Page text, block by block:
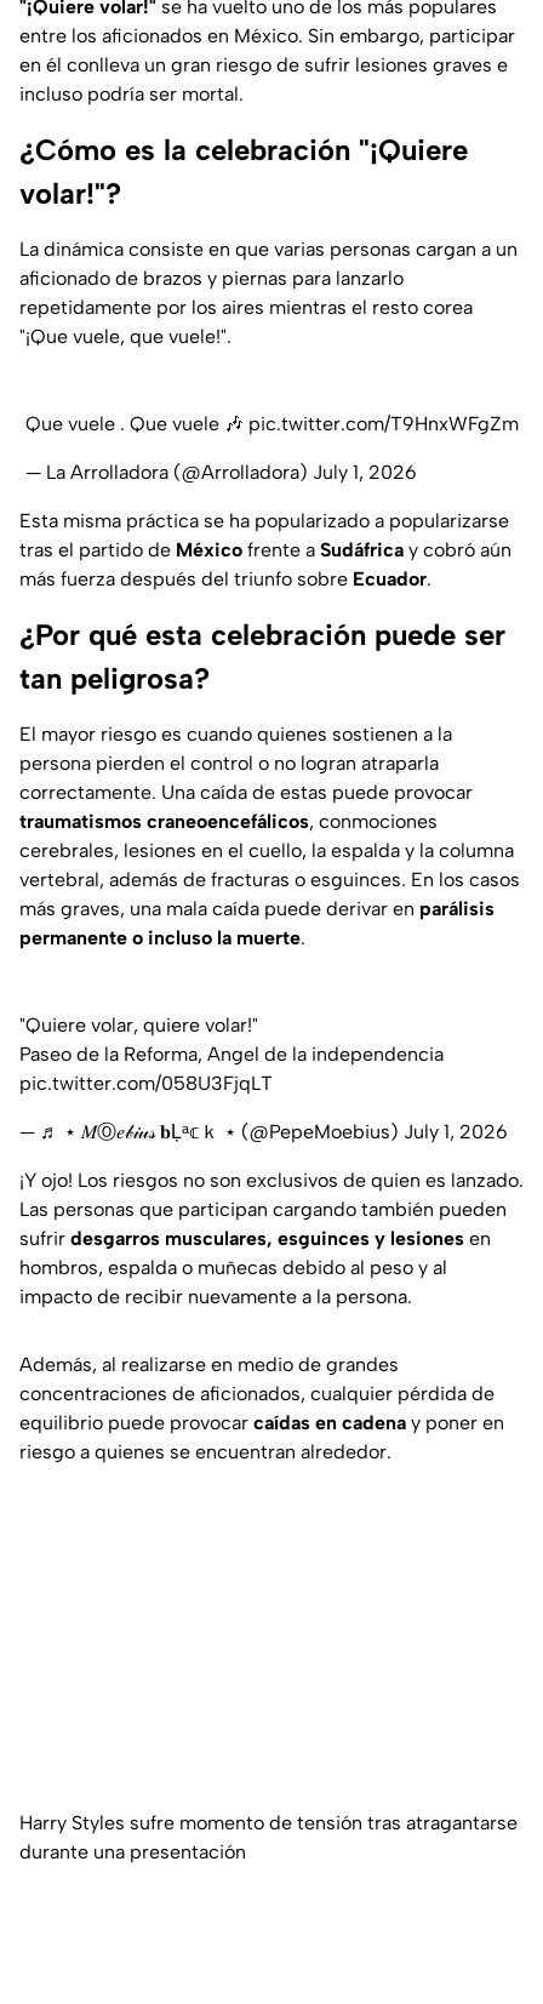
"¡Quiere volar!" se ha vuelto uno de los más populares
entre los aficionados en México. Sin embargo, participar
en él conlleva un gran riesgo de sufrir lesiones graves e
incluso podría ser mortal.
¿Cómo es la celebración "¡Quiere
volar!"?
La dinámica consiste en que varias personas cargan a un
aficionado de brazos y piernas para lanzarlo
repetidamente por los aires mientras el resto corea
"¡Que vuele, que vuele!".
Que vuele . Que vuele 🎶 pic.twitter.com/T9HnxWFgZm
— La Arrolladora (@Arrolladora) July 1, 2026
Esta misma práctica se ha popularizado a popularizarse
tras el partido de México frente a Sudáfrica y cobró aún
más fuerza después del triunfo sobre Ecuador.
¿Por qué esta celebración puede ser
tan peligrosa?
El mayor riesgo es cuando quienes sostienen a la
persona pierden el control o no logran atraparla
correctamente. Una caída de estas puede provocar
traumatismos craneoencefálicos, conmociones
cerebrales, lesiones en el cuello, la espalda y la columna
vertebral, además de fracturas o esguinces. En los casos
más graves, una mala caída puede derivar en parálisis
permanente o incluso la muerte.
"Quiere volar, quiere volar!"
Paseo de la Reforma, Angel de la independencia
pic.twitter.com/058U3FjqLT
— ♬ ⋆ 𝑀Ⓞ𝑒𝒷𝒾𝓊𝓈 𝐛Ļᵃ𝕔ｋ ⋆ (@PepeMoebius) July 1, 2026
¡Y ojo! Los riesgos no son exclusivos de quien es lanzado.
Las personas que participan cargando también pueden
sufrir desgarros musculares, esguinces y lesiones en
hombros, espalda o muñecas debido al peso y al
impacto de recibir nuevamente a la persona.
Además, al realizarse en medio de grandes
concentraciones de aficionados, cualquier pérdida de
equilibrio puede provocar caídas en cadena y poner en
riesgo a quienes se encuentran alrededor.
Harry Styles sufre momento de tensión tras atragantarse
durante una presentación